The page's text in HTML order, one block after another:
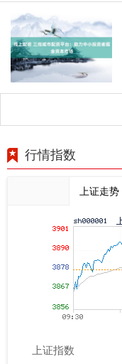
行情指数
上证走势
上证指数